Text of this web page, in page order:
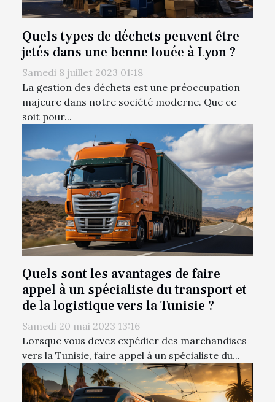
Quels types de déchets peuvent être
jetés dans une benne louée à Lyon ?
Samedi 8 juillet 2023 01:18
La gestion des déchets est une préoccupation
majeure dans notre société moderne. Que ce
soit pour...
Quels sont les avantages de faire
appel à un spécialiste du transport et
de la logistique vers la Tunisie ?
Samedi 20 mai 2023 13:16
Lorsque vous devez expédier des marchandises
vers la Tunisie, faire appel à un spécialiste du...